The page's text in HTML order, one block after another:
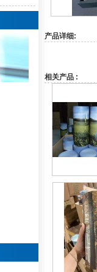
产品详细:
相关产品 :